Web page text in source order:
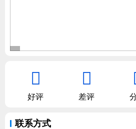

好评

差评
联系方式